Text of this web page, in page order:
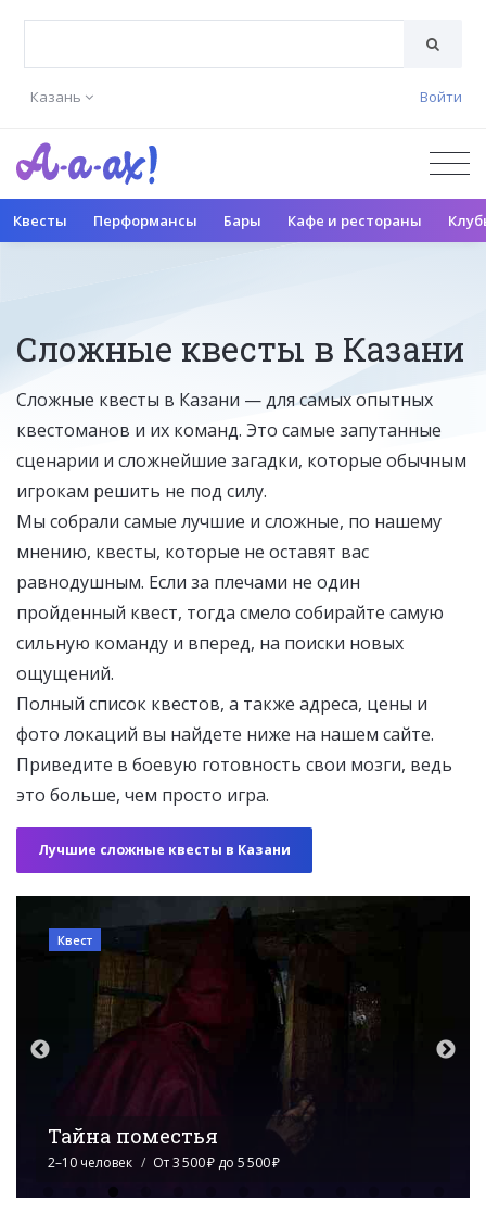
Казань Войти
Квесты Перформансы Бары Кафе и рестораны
Сложные квесты в Казани
Сложные квесты в Казани — для самых опытных
квестоманов и их команд. Это самые запутанные
сценарии и сложнейшие загадки, которые обычным
игрокам решить не под силу.
Мы собрали самые лучшие и сложные, по нашему
мнению, квесты, которые не оставят вас
равнодушным. Если за плечами не один
пройденный квест, тогда смело собирайте самую
сильную команду и вперед, на поиски новых
ощущений.
Полный список квестов, а также адреса, цены и
фото локаций вы найдете ниже на нашем сайте.
Приведите в боевую готовность свои мозги, ведь
это больше, чем просто игра.
Лучшие сложные квесты в Казани
Квест
Очень странные дела
2–8 человек От 4 000 ₽ до 7 500 ₽